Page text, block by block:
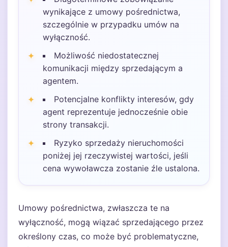
wynikające z umowy pośrednictwa,
szczególnie w przypadku umów na
wyłączność.
Możliwość niedostatecznej
komunikacji między sprzedającym a
agentem.
Potencjalne konflikty interesów, gdy
agent reprezentuje jednocześnie obie
strony transakcji.
Ryzyko sprzedaży nieruchomości
poniżej jej rzeczywistej wartości, jeśli
cena wywoławcza zostanie źle ustalona.
Umowy pośrednictwa, zwłaszcza te na
wyłączność, mogą wiązać sprzedającego przez
określony czas, co może być problematyczne,